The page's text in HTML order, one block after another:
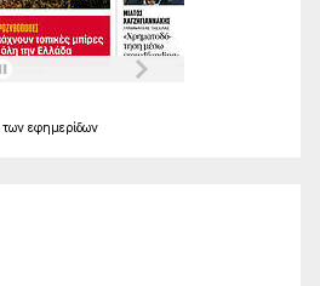
των εφημερίδων